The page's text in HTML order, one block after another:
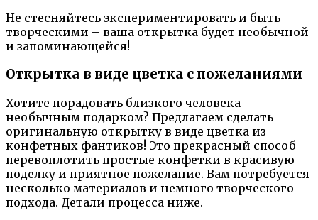
Не стесняйтесь экспериментировать и быть
творческими – ваша открытка будет необычной
и запоминающейся!
Открытка в виде цветка с пожеланиями
Хотите порадовать близкого человека
необычным подарком? Предлагаем сделать
оригинальную открытку в виде цветка из
конфетных фантиков! Это прекрасный способ
перевоплотить простые конфетки в красивую
поделку и приятное пожелание. Вам потребуется
несколько материалов и немного творческого
подхода. Детали процесса ниже.